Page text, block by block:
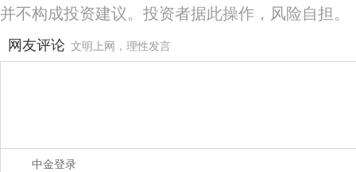
并不构成投资建议。投资者据此操作，风险自担。
网友评论 文明上网，理性发言
中金登录